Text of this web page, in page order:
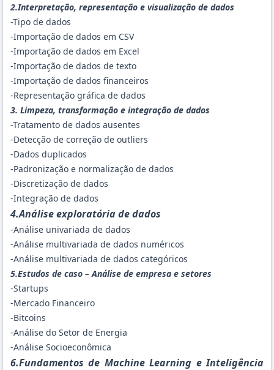
2.Interpretação, representação e visualização de dados
-Tipo de dados
-Importação de dados em CSV
-Importação de dados em Excel
-Importação de dados de texto
-Importação de dados financeiros
-Representação gráfica de dados
3. Limpeza, transformação e integração de dados
-Tratamento de dados ausentes
-Detecção de correção de outliers
-Dados duplicados
-Padronização e normalização de dados
-Discretização de dados
-Integração de dados
4.Análise exploratória de dados
-Análise univariada de dados
-Análise multivariada de dados numéricos
-Análise multivariada de dados categóricos
5.Estudos de caso – Análise de empresa e setores
-Startups
-Mercado Financeiro
-Bitcoins
-Análise do Setor de Energia
-Análise Socioeconômica
6.Fundamentos de Machine Learning e Inteligência